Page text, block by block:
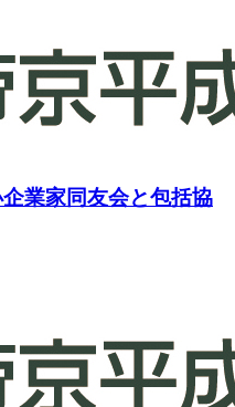
業家同友会と包括協